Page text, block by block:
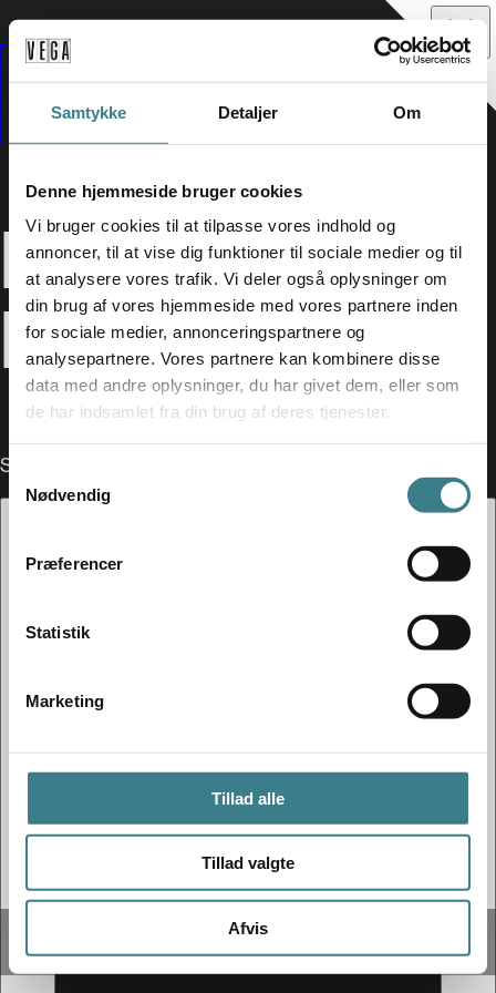
Samtykke Detaljer Om
Denne hjemmeside bruger cookies
Vi bruger cookies til at tilpasse vores indhold og
annoncer, til at vise dig funktioner til sociale medier og til
at analysere vores trafik. Vi deler også oplysninger om
din brug af vores hjemmeside med vores partnere inden
for sociale medier, annonceringspartnere og
analysepartnere. Vores partnere kan kombinere disse
data med andre oplysninger, du har givet dem, eller som
de har indsamlet fra din brug af deres tjenester.
S
a
Nødvendig
Præferencer
Statistik
Marketing
Tillad alle
Tillad valgte
Afvis
BISSE X
KEIJI HAINO
SUPPORT - YING HSUEH CHEN